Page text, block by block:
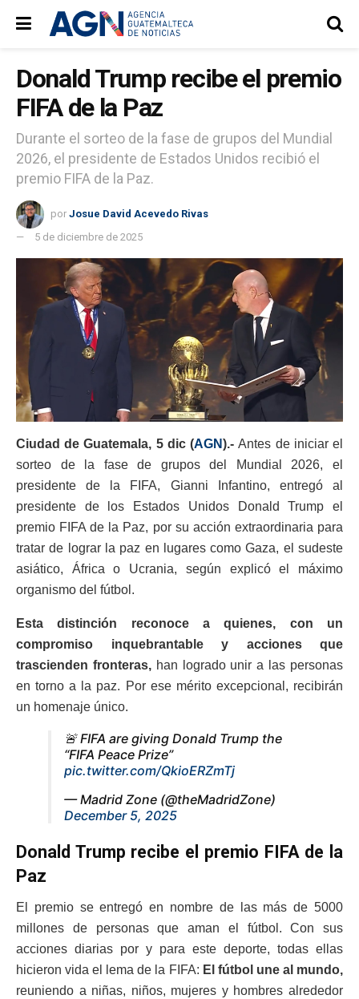
Donald Trump recibe el premio
FIFA de la Paz
Durante el sorteo de la fase de grupos del Mundial
2026, el presidente de Estados Unidos recibió el
premio FIFA de la Paz.
por Josue David Acevedo Rivas
5 de diciembre de 2025
Ciudad de Guatemala, 5 dic (AGN).-Antes de iniciar el
sorteo de la fase de grupos del Mundial 2026, el
presidente de la FIFA, Gianni Infantino, entregó al
presidente de los Estados Unidos Donald Trump el
premio FIFA de la Paz, por su acción extraordinaria para
tratar de lograr la paz en lugares como Gaza, el sudeste
asiático, África o Ucrania, según explicó el máximo
organismo del fútbol.
Esta distinción reconoce a quienes, con un
compromiso inquebrantable y acciones que
trascienden fronteras,han logrado unir a las personas
en torno a la paz. Por ese mérito excepcional, recibirán
un homenaje único.
🚨 FIFA are giving Donald Trump the
“FIFA Peace Prize”
pic.twitter.com/QkioERZmTj
— Madrid Zone (@theMadridZone)
December 5, 2025
Donald Trump recibe el premio FIFA de la
Paz
El premio se entregó en nombre de las más de 5000
millones de personas que aman el fútbol. Con sus
acciones diarias por y para este deporte, todas ellas
hicieron vida el lema de la FIFA: El fútbol une al mundo,
reuniendo a niñas, niños, mujeres y hombres alrededor